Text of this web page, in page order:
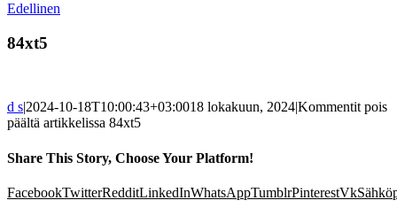
Edellinen
84xt5
d s|2024-10-18T10:00:43+03:0018 lokakuun, 2024|Kommentit pois
päältä artikkelissa 84xt5
Share This Story, Choose Your Platform!
FacebookTwitterRedditLinkedInWhatsAppTumblrPinterestVk